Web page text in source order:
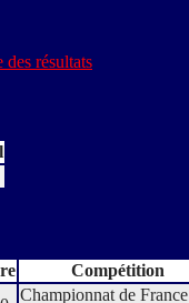
résultats
Compétition
Championnat de France